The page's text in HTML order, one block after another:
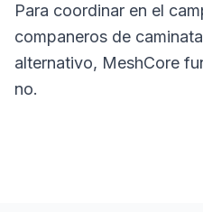
Para coordinar en el
companeros de
alternativo, MeshCore
no.